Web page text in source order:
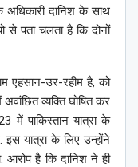
दानिश के साथ
से पता चलता है कि दोनों
एहसान-उर-रहीम है, को
व्यक्ति घोषित कर
में पाकिस्तान यात्रा के
यात्रा के लिए उन्होंने
आरोप है कि दानिश ने ही